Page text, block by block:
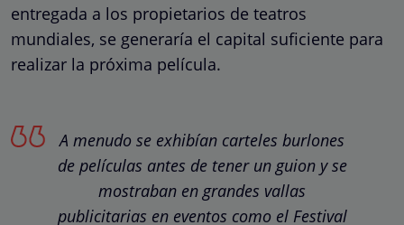
entregada a los propietarios de teatros
mundiales, se generaría el capital suficiente para
realizar la próxima película.
A menudo se exhibían carteles burlones
de películas antes de tener un guion y se
mostraban en grandes vallas
publicitarias en eventos como el Festival